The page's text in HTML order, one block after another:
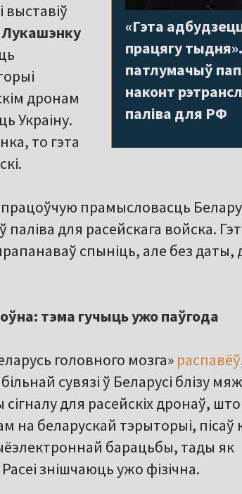
«Гэта
працягу
патлумачыў
наконт
паліва для РФ
выставіў
дронам
Украіну.
то гэта
прамысловасць
для расейскага войска.
спыніць, але без даты,
тэма гучыць ужо паўгода
головного мозга» распавёў
сувязі ў Беларусі блізу
для расейскіх дронаў,
на беларускай тэрыторыі, пісаў
барацьбы, тады як
знішчаюць ужо фізічна.